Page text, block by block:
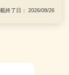
終了日： 2026/08/26